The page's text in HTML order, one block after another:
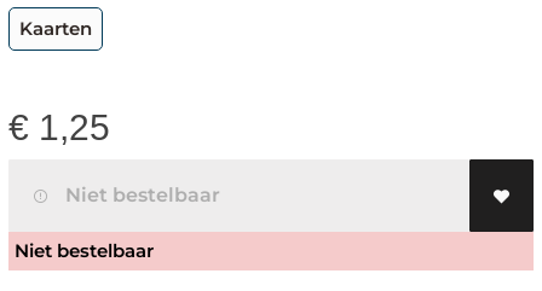
Kaarten
€ 1,25
Niet bestelbaar
Niet bestelbaar